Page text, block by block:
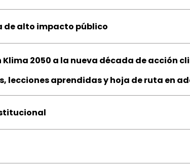
de alto impacto público
Klima 2050 a la nueva década de acción
lecciones aprendidas y hoja de ruta en